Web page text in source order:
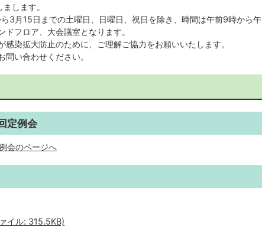
します。
3月15日までの土曜日、日曜日、祝日を除き、時間は午前9時から午
フロア、大会議室となります。
染拡大防止のために、ご理解ご協力をお願いいたします。
い合わせください。
定例会
会のページへ
イル: 315.5KB)